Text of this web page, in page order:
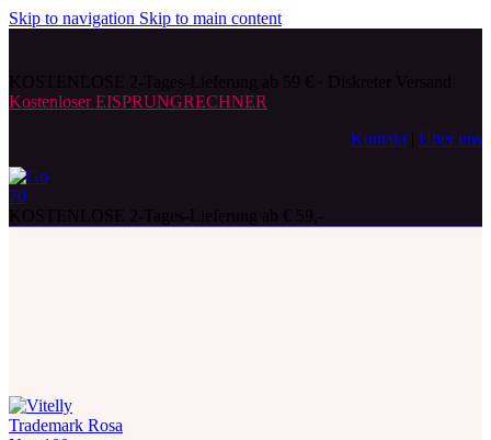
Skip to navigation Skip to main content
Kostenloser EISPRUNGRECHNER
Kontakt
Über uns